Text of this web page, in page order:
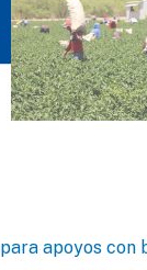
apoyos con